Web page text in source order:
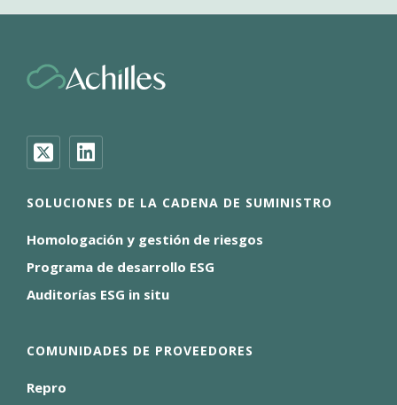
SOLUCIONES DE LA CADENA DE SUMINISTRO
Homologación y gestión de riesgos
Programa de desarrollo ESG
Auditorías ESG in situ
COMUNIDADES DE PROVEEDORES
Repro